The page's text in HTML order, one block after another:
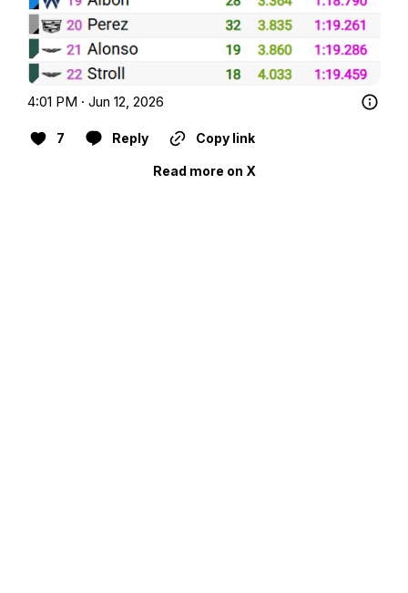
4:01 PM · Jun 12, 2026
7 Reply Copy link
Read more on X